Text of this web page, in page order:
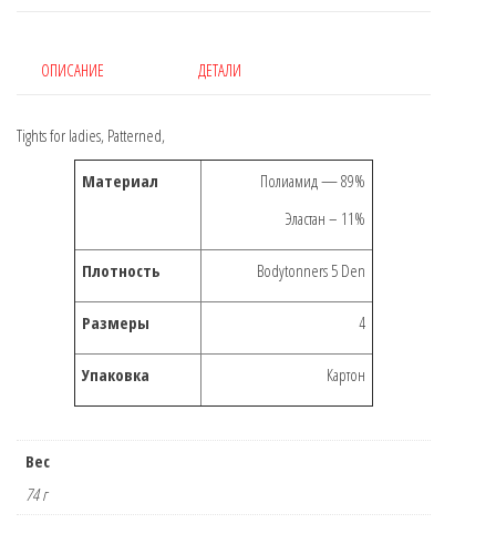
утяжки)
ОПИСАНИЕ ДЕТАЛИ
Tights for ladies, Patterned,
Материал
Полиамид — 89%
Эластан – 11%
Плотность Bodytonners 5 Den
Размеры 4
Упаковка Картон
Вес
74 г